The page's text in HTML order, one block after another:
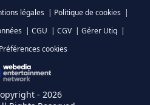
légales | Politique de cookies |
| CGU | CGV | Gérer Utiq |
Préférences cookies
- 2026